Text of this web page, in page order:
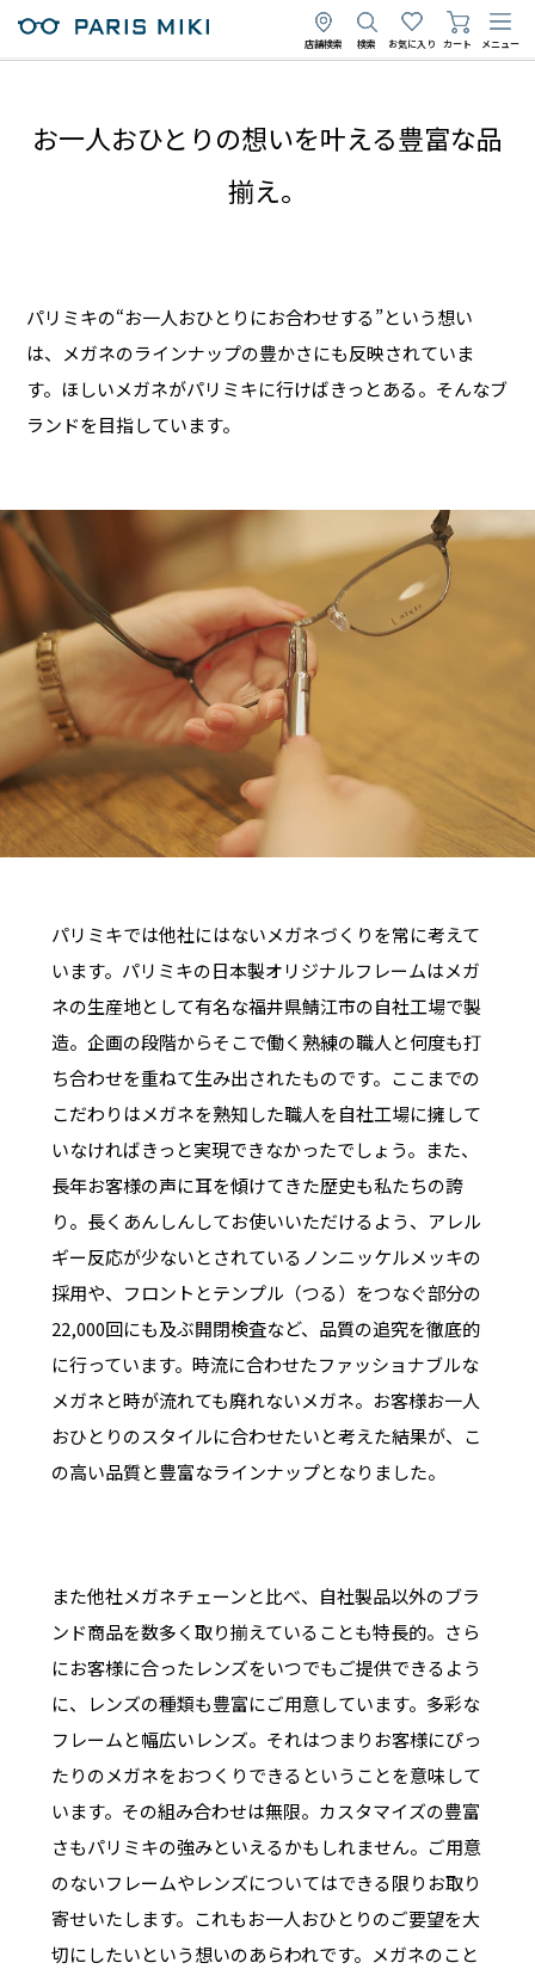
店舗検索 検索 お気に入り カート メニュー
お一人おひとりの想いを叶える豊富な品
揃え。
パリミキの“お一人おひとりにお合わせする”という想い
は、メガネのラインナップの豊かさにも反映されていま
す。ほしいメガネがパリミキに行けばきっとある。そんなブ
ランドを目指しています。
パリミキでは他社にはないメガネづくりを常に考えて
います。パリミキの日本製オリジナルフレームはメガ
ネの生産地として有名な福井県鯖江市の自社工場で製
造。企画の段階からそこで働く熟練の職人と何度も打
ち合わせを重ねて生み出されたものです。ここまでの
こだわりはメガネを熟知した職人を自社工場に擁して
いなければきっと実現できなかったでしょう。また、
長年お客様の声に耳を傾けてきた歴史も私たちの誇
り。長くあんしんしてお使いいただけるよう、アレル
ギー反応が少ないとされているノンニッケルメッキの
採用や、フロントとテンプル（つる）をつなぐ部分の
22,000回にも及ぶ開閉検査など、品質の追究を徹底的
に行っています。時流に合わせたファッショナブルな
メガネと時が流れても廃れないメガネ。お客様お一人
おひとりのスタイルに合わせたいと考えた結果が、こ
の高い品質と豊富なラインナップとなりました。
また他社メガネチェーンと比べ、自社製品以外のブラ
ンド商品を数多く取り揃えていることも特長的。さら
にお客様に合ったレンズをいつでもご提供できるよう
に、レンズの種類も豊富にご用意しています。多彩な
フレームと幅広いレンズ。それはつまりお客様にぴっ
たりのメガネをおつくりできるということを意味して
います。その組み合わせは無限。カスタマイズの豊富
さもパリミキの強みといえるかもしれません。ご用意
のないフレームやレンズについてはできる限りお取り
寄せいたします。これもお一人おひとりのご要望を大
切にしたいという想いのあらわれです。メガネのこと